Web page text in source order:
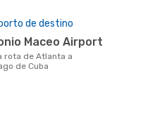
de destino
Maceo Airport
de Cuba